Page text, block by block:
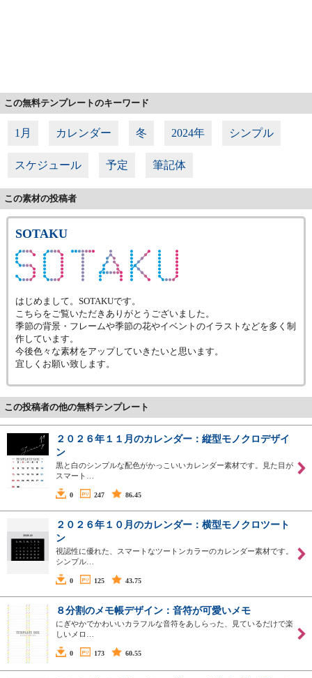
この無料テンプレートのキーワード
1月 カレンダー 冬 2024年 シンプル
スケジュール 予定 筆記体
この素材の投稿者
SOTAKU
はじめまして。SOTAKUです。
こちらをご覧いただきありがとうございました。
季節の背景・フレームや季節の花やイベントのイラストなどを多く制
作しています。
今後色々な素材をアップしていきたいと思います。
宜しくお願い致します。
この投稿者の他の無料テンプレート
２０２６年１１月のカレンダー：縦型モノクロデザイ
ン
黒と白のシンプルな配色がかっこいいカレンダー素材です。見た目が
スマート…
0 247 86.45
２０２６年１０月のカレンダー：横型モノクロツート
ン
視認性に優れた、スマートなツートンカラーのカレンダー素材です。
シンプル…
0 125 43.75
８分割のメモ帳デザイン：音符が可愛いメモ
にぎやかでかわいいカラフルな音符をあしらった、見ているだけで楽
しいメロ…
0 173 60.55